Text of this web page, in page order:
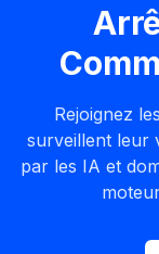
Rejoignez
surveillent leur
par les IA et